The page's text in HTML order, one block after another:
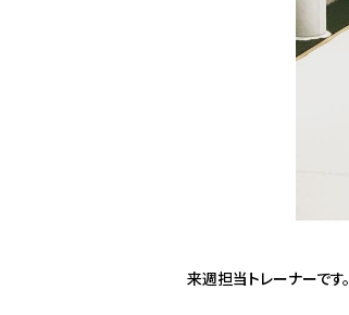
来週担当トレーナーです。